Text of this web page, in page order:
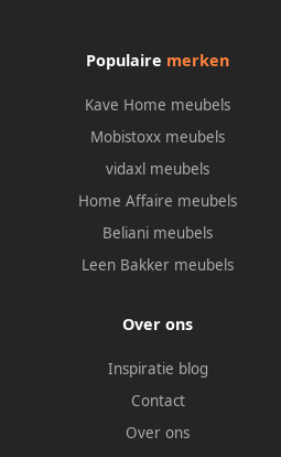
Populaire merken
Kave Home meubels
Mobistoxx meubels
vidaxl meubels
Home Affaire meubels
Beliani meubels
Leen Bakker meubels
Over ons
Inspiratie blog
Contact
Over ons